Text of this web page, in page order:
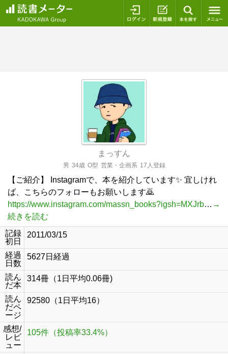
ログイン 新規登録
まっすん
男 34歳 O型 営業・企画系 17人登録
【ご紹介】 Instagramで、本を紹介しています✨ 宜しけれ
ば、こちらのフォローもお願いします🙇
https://www.instagram.com/massn_books?igsh=MXJrb… →
続きを読む
記録
初日
2011/03/15
経過
日数
5627日経過
読ん
だ本
314冊（1日平均0.06冊)
読ん
だペ
ージ
92580（1日平均16）
感想/
レビ
ュー
105件（投稿率33.4%）